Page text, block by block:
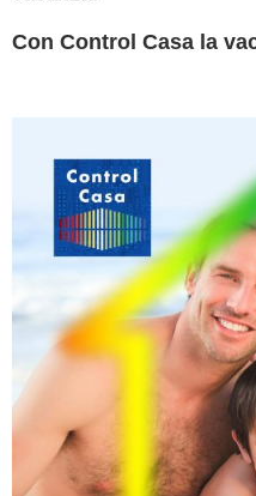
Con Control Casa la